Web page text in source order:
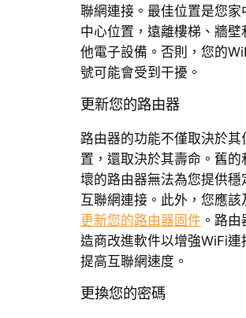
聯網連接。最佳位置是您家
中心位置，遠離樓梯、牆壁
他電子設備。否則，您的
號可能會受到干擾。
更新您的路由器
路由器的功能不僅取決於其
置，還取決於其壽命。舊的
壞的路由器無法為您提供穩
互聯網連接。此外，您應該
更新您的路由器固件 。路由
造商改進軟件以增強WiFi連
提高互聯網速度。
更換您的密碼